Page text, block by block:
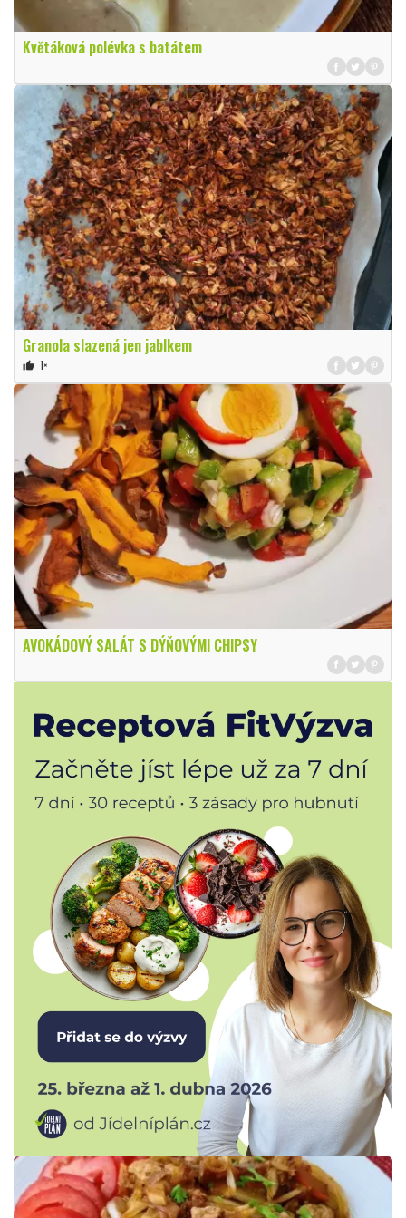
Květáková polévka s batátem
Granola slazená jen jablkem
thumb_up 1×
AVOKÁDOVÝ SALÁT S DÝŇOVÝMI CHIPSY